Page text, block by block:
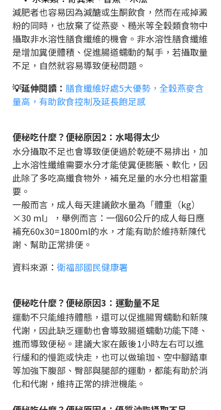
減肥者也容易因為減醣或生酮飲食，然而在戒掉澱
粉的同時，也放棄了從燕麥、糙米等全穀類食物中
攝取非水溶性膳食纖維的機會。非水溶性膳食纖維
是增加糞便體積、促進腸道蠕動的幫手，若攝取量
不足，自然就容易導致便秘問題。
💡延伸閱讀： 膳食纖維好處5大優勢，全穀燕麥含
量高，有助飲食控制及延長飽足感
便秘吃什麼？便秘原因2：水喝得太少
水分攝取不足也會導致便便過於乾硬不易排出，加
上水溶性纖維需要水分才能使糞便膨脹、軟化，因
此除了多吃高纖食物外，補充足量的水分也相當重
要。
一般而言，成人每天建議飲水量為「體重（kg）
×30 ml」，舉例而言：一個60公斤的成人每日應
補充60x30=1800ml的水，才能有助於維持新陳代
謝、幫助正常排便。
資料來源： 衛福部國民健康署
便秘吃什麼？便秘原因3：運動量不足
運動不只能維持體態，還可以促進腸胃蠕動和新陳
代謝，因此缺乏運動也會導致腸道蠕動功能下降、
進而導致便秘。建議大家在飯後1小時左右可以進
行緩和的慢跑或快走，也可以做瑜珈、空中腳踏車
等加強下腹部、臀部與腿部的運動，都能有助於消
化和代謝，維持正常的排泄機能。